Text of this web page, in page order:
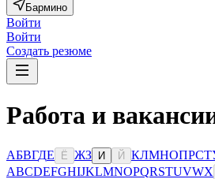
Бармино
Войти
Войти
Создать резюме
Работа и
АБВГДЕ Ё ЖЗ И Й КЛМНОПРСТ
ABCDEFGHIJKLMNOPQRSTUVWX